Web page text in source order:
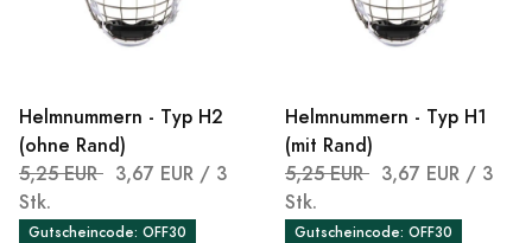
Helmnummern - Typ H2
(ohne Rand)
5,25 EUR 3,67 EUR / 3
Stk.
Gutscheincode: OFF30
Helmnummern - Typ H1
(mit Rand)
5,25 EUR 3,67 EUR / 3
Stk.
Gutscheincode: OFF30